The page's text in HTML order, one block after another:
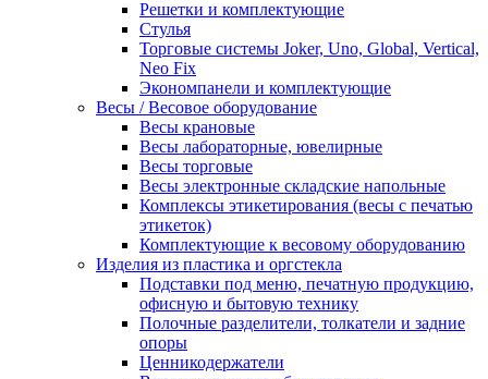
Решетки и комплектующие
Стулья
Торговые системы Joker, Uno, Global, Vertical,
Neo Fix
Экономпанели и комплектующие
Весы / Весовое оборудование
Весы крановые
Весы лабораторные, ювелирные
Весы торговые
Весы электронные складские напольные
Комплексы этикетирования (весы с печатью
этикеток)
Комплектующие к весовому оборудованию
Изделия из пластика и оргстекла
Подставки под меню, печатную продукцию,
офисную и бытовую технику
Полочные разделители, толкатели и задние
опоры
Ценникодержатели